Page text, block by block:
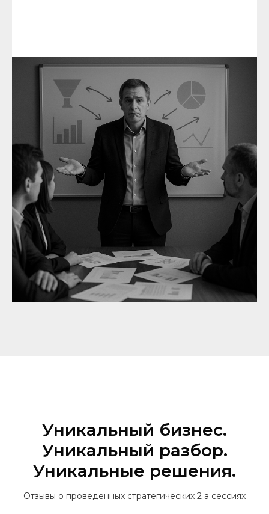
Уникальный бизнес.
Уникальный разбор.
Уникальные решения.
Отзывы о проведенных стратегических 2 а сессиях